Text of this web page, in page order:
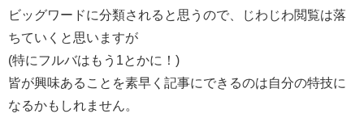
ビッグワードに分類されると思うので、じわじわ閲覧は落
ちていくと思いますが
(特にフルバはもう1とかに！)
皆が興味あることを素早く記事にできるのは自分の特技に
なるかもしれません。